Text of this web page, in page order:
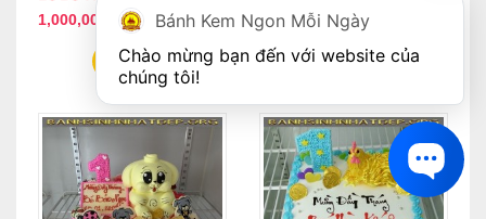
1,000,000đ 1,000,000đ
Bánh Kem Ngon Mỗi Ngày
Chào mừng bạn đến với website của
chúng tôi!